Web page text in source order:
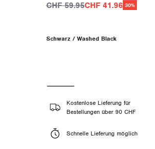
CHF 59.95CHF 41.96 30%
Schwarz / Washed Black
Kostenlose Lieferung für
Bestellungen über 90 CHF
Schnelle Lieferung möglich